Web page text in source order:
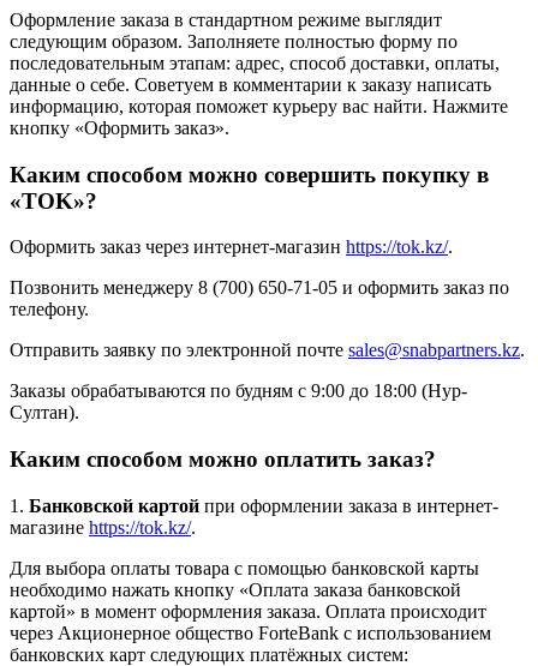
Оформление заказа в стандартном режиме выглядит
следующим образом. Заполняете полностью форму по
последовательным этапам: адрес, способ доставки, оплаты,
данные о себе. Советуем в комментарии к заказу написать
информацию, которая поможет курьеру вас найти. Нажмите
кнопку «Оформить заказ».
Каким способом можно совершить покупку в
«TOK»?
Оформить заказ через интернет-магазин https://tok.kz/.
Позвонить менеджеру 8 (700) 650-71-05 и оформить заказ по
телефону.
Отправить заявку по электронной почте sales@snabpartners.kz.
Заказы обрабатываются по будням с 9:00 до 18:00 (Нур-
Султан).
Каким способом можно оплатить заказ?
1. Банковской картой при оформлении заказа в интернет-
магазине https://tok.kz/.
Для выбора оплаты товара с помощью банковской карты
необходимо нажать кнопку «Оплата заказа банковской
картой» в момент оформления заказа. Оплата происходит
через Акционерное общество ForteBank с использованием
банковских карт следующих платёжных систем: